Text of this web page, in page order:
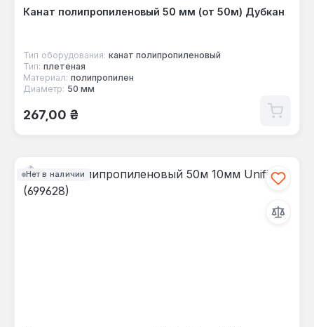
Канат полипропиленовый 50 мм (от 50м) Дубкан
Тип оборудования: канат полипропиленовый
Тип: плетеная
Материал: полипропилен
Диаметр: 50 мм
Обычная цена:
267,00 ₴
Нет в наличии